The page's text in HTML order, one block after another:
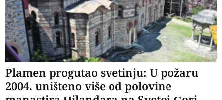
Plamen progutao svetinju: U požaru
2004. uništeno više od polovine